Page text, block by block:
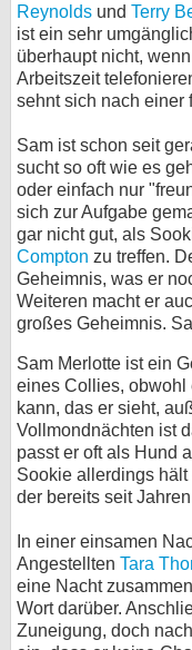
Reynolds und Terry
ist ein sehr
überhaupt nicht,
Arbeitszeit
sehnt sich nach einer
Sam ist schon seit
sucht so oft wie es
oder einfach nur
sich zur Aufgabe
gar nicht gut, als
Compton zu treffen.
Geheimnis, was er
Weiteren macht er
großes Geheimnis.
Sam Merlotte ist ein
eines Collies, obwohl
kann, das er sieht,
Vollmondnächten ist
passt er oft als Hund
Sookie allerdings
der bereits seit
In einer einsamen
Angestellten Tara
eine Nacht
Wort darüber.
Zuneigung, doch